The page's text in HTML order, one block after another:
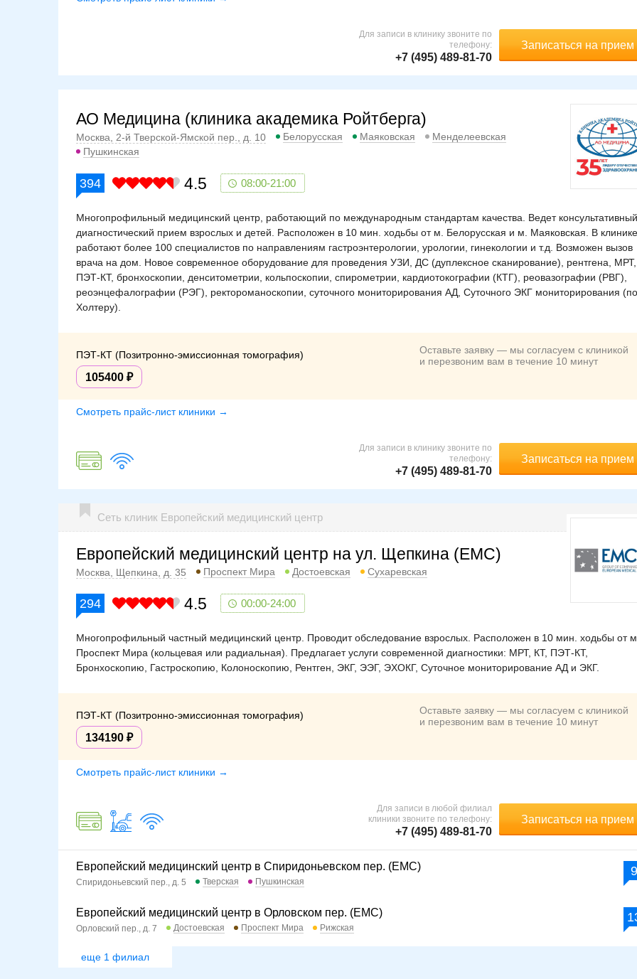
Записаться на прием
Для записи в клинику звоните по
телефону:
+7 (495) 489-81-70
АО Медицина (клиника академика Ройтберга)
Москва, 2-й Тверской-Ямской пер., д. 10 Белорусская Маяковская
Менделеевская
Пушкинская
394 4.5 08:00-21:00
Многопрофильный медицинский центр, работающий по международным стандартам качества. Ведет
диагностический прием взрослых и детей. Расположен в 10 мин. ходьбы от м. Белорусская и м. Маяковская. В клинике
работают более 100 специалистов по направлениям гастроэнтерологии, урологии, гинекологии и т.д. Возможен вызов
врача на дом. Новое современное оборудование для проведения УЗИ, ДС (дуплексное сканирование), рентгена,
ПЭТ-КТ, бронхоскопии, денситометрии, кольпоскопии, спирометрии, кардиотокографии (КТГ), реовазографии (РВГ),
реоэнцефалографии (РЭГ), ректороманоскопии, суточного мониторирования АД, Суточного ЭКГ мониторирования (по
Холтеру).
ПЭТ-КТ (Позитронно-эмиссионная томография)
105400
Оставьте заявку — мы согласуем с клиникой
и перезвоним вам в течение 10 минут
Смотреть прайс-лист клиники →
Записаться на прием
Для записи в клинику звоните по
телефону:
+7 (495) 489-81-70
Сеть клиник Европейский медицинский центр
Европейский медицинский центр на ул. Щепкина (ЕМС)
Москва, Щепкина, д. 35 Проспект Мира Достоевская Сухаревская
294 4.5 00:00-24:00
Многопрофильный частный медицинский центр. Проводит обследование взрослых. Расположен в 10 мин. ходьбы от
Проспект Мира (кольцевая или радиальная). Предлагает услуги современной диагностики: МРТ, КТ, ПЭТ-КТ,
Бронхоскопию, Гастроскопию, Колоноскопию, Рентген, ЭКГ, ЭЭГ, ЭХОКГ, Суточное мониторирование АД и ЭКГ.
ПЭТ-КТ (Позитронно-эмиссионная томография)
134190
Оставьте заявку — мы согласуем с клиникой
и перезвоним вам в течение 10 минут
Смотреть прайс-лист клиники →
Записаться на прием
Для записи в любой филиал
клиники звоните по телефону:
+7 (495) 489-81-70
Европейский медицинский центр в Спиридоньевском пер. (ЕМС)
Спиридоньевский пер., д. 5 Тверская Пушкинская
Европейский медицинский центр в Орловском пер. (ЕМС)
Орловский пер., д. 7 Достоевская Проспект Мира Рижская
еще 1 филиал